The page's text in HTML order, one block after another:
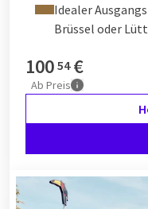
Idealer
Brüssel oder
100 54 €
Ab Preis